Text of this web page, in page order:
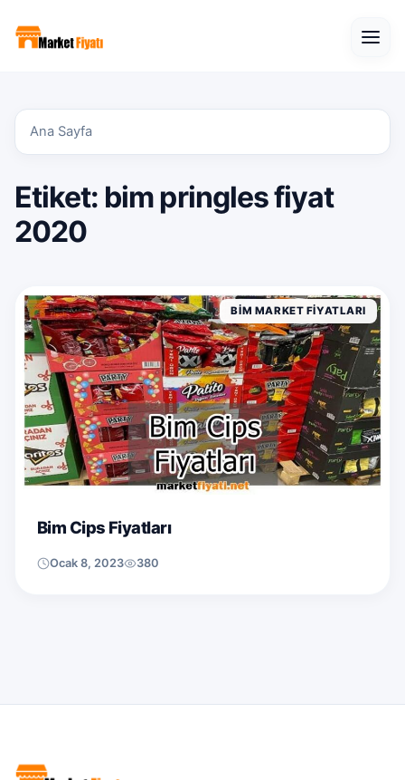
Ana Sayfa
Etiket: bim pringles fiyat
2020
BIM MARKET FIYATLARI
Bim Cips Fiyatları
Ocak 8, 2023 380